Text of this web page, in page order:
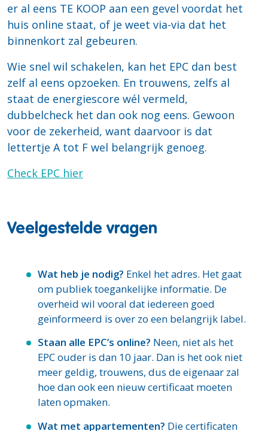
er al eens TE KOOP aan een gevel voordat het
huis online staat, of je weet via-via dat het
binnenkort zal gebeuren.
Wie snel wil schakelen, kan het EPC dan best
zelf al eens opzoeken. En trouwens, zelfs al
staat de energiescore wél vermeld,
dubbelcheck het dan ook nog eens. Gewoon
voor de zekerheid, want daarvoor is dat
lettertje A tot F wel belangrijk genoeg.
Check EPC hier
Veelgestelde vragen
Wat heb je nodig? Enkel het adres. Het gaat
om publiek toegankelijke informatie. De
overheid wil vooral dat iedereen goed
geïnformeerd is over zo een belangrijk label.
Staan alle EPC’s online? Neen, niet als het
EPC ouder is dan 10 jaar. Dan is het ook niet
meer geldig, trouwens, dus de eigenaar zal
hoe dan ook een nieuw certificaat moeten
laten opmaken.
Wat met appartementen? Die certificaten